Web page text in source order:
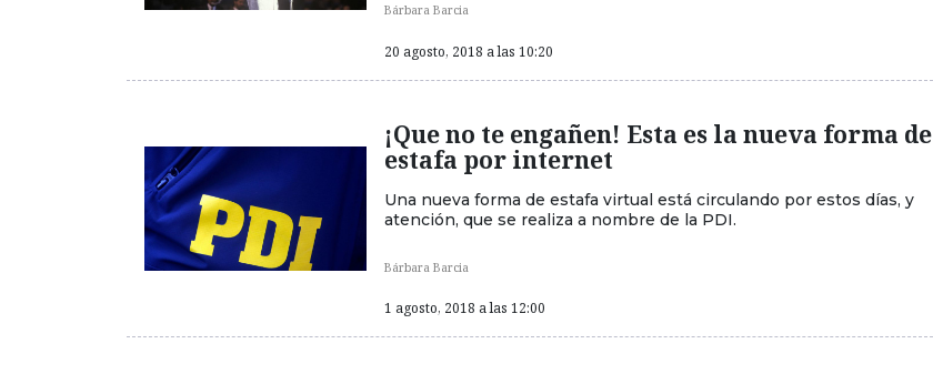
Bárbara Barcia
20 agosto, 2018 a las 10:20
¡Que no te engañen! Esta es la nueva forma de
estafa por internet
Una nueva forma de estafa virtual está circulando por estos días, y
atención, que se realiza a nombre de la PDI.
Bárbara Barcia
1 agosto, 2018 a las 12:00